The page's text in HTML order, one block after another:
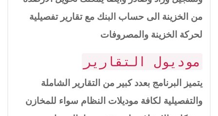
من الخزينة الى حساب البنك مع تقارير تفصيلية
لحركة الخزينة والمصروفات
موديول التقارير
يتميز البرنامج بعدد كبير من التقارير الشاملة
والتفصيلية لكافة موديلات النظام سواء للمخازن